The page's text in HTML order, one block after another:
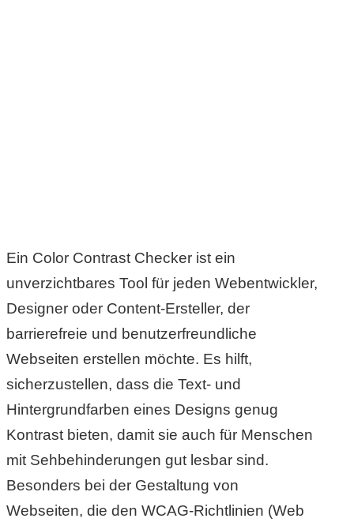
C
S
Wordpress
Ein Color Contrast Checker ist ein
unverzichtbares Tool für jeden Webentwickler,
Designer oder Content-Ersteller, der
barrierefreie und benutzerfreundliche
Webseiten erstellen möchte. Es hilft,
sicherzustellen, dass die Text- und
Hintergrundfarben eines Designs genug
Kontrast bieten, damit sie auch für Menschen
mit Sehbehinderungen gut lesbar sind.
Besonders bei der Gestaltung von
Webseiten, die den WCAG-Richtlinien (Web